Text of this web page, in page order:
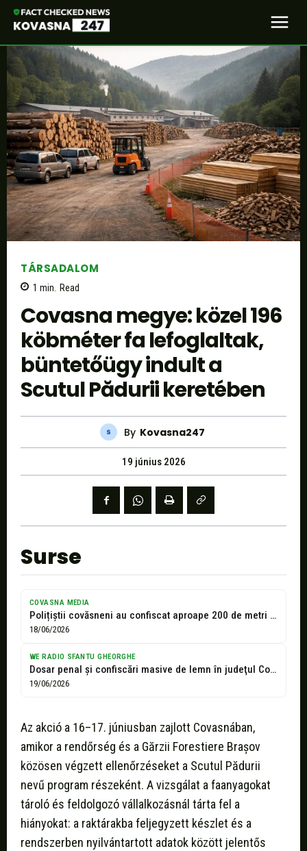
TÁRSADALOM
1 min. Read
Covasna megye: közel 196
köbméter fa lefoglaltak,
büntetőügy indult a
Scutul Pădurii keretében
By Kovasna247
19 június 2026
Surse
COVASNA MEDIA
Polițiștii covăsneni au confiscat aproape 200 de metri cubi de lemn și...
18/06/2026
WE RADIO SFANTU GHEORGHE
Dosar penal și confiscări masive de lemn în judeţul Covasna: Aproape 200...
19/06/2026
Az akció a 16–17. júniusban zajlott Covasnában,
amikor a rendőrség és a Gărzii Forestiere Brașov
közösen végzett ellenőrzéseket a Scutul Pădurii
nevű program részeként. A vizsgálat a faanyagokat
tároló és feldolgozó vállalkozásnál tárta fel a
hiányokat: a raktárakba feljegyzett készlet és a
rendszerben nyilvántartott adatok között jelentős